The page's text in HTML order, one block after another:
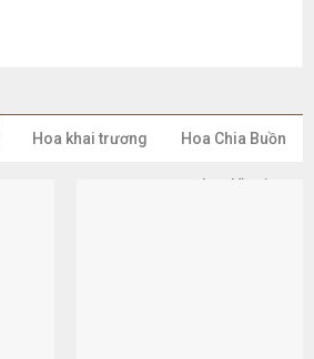
Hoa khai trương Hoa Chia Buồn
Lan Hồ Điệp